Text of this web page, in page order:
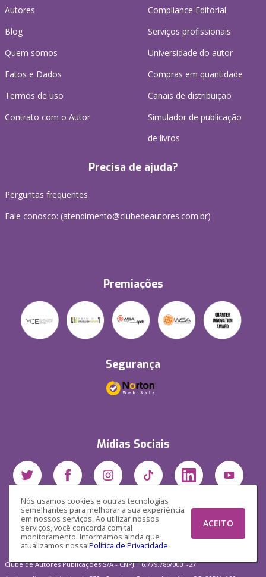
Nós usamos cookies e outras tecnologias
semelhantes para melhorar a sua experiência
em nossos serviços. Ao utilizar nossos
serviços, você concorda com tal
monitoramento. Informamos ainda que
atualizamos nossa Política de Privacidade.
ACEITO
Autores
Blog
Quem somos
Fatos e Dados
Termos de uso
Contrato com o Autor
Compliance Editorial
Serviços profissionais
Universidade do autor
Compras em quantidade
Canais de distribuição
Simulador de publicação
de livros
Precisa de ajuda?
Perguntas frequentes
Fale conosco: (atendimento@clubedeautores.com.br)
Premiações
Segurança
Mídias Sociais
Clube de Autores Publicações S/A - CNPJ: 16.779.786/0001-27